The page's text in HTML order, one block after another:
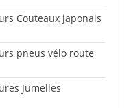
Couteaux japonais
pneus vélo route
Jumelles